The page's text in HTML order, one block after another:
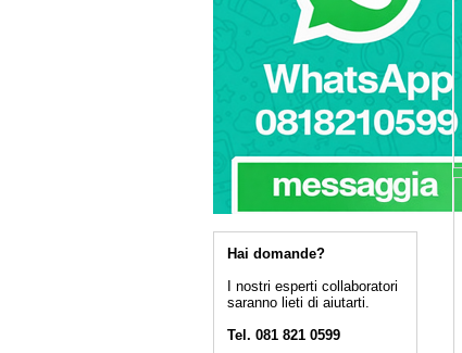
Hai domande?
I nostri esperti collaboratori
saranno lieti di aiutarti.
Tel. 081 821 0599